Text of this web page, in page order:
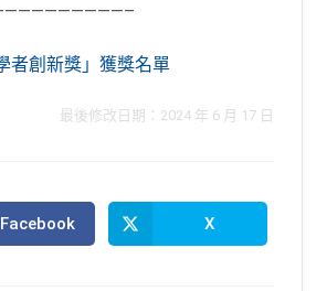
者創新獎」獲獎名單
最後修改日期：2024 年 6 月 17 日
Opens
in
Facebook
Opens
in
X